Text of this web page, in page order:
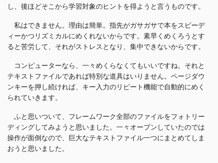
し、後ほどそこから学習対象のヒントを得ようと言うものです。
私はできません。理由は簡単。指先がガサガサで本をスピーデ
ィーかつリズミカルにめくれないからです。素早くめくろうとす
ると苦労して、それがストレスとなり、集中できないからです。
コンピューターなら、一々めくらなくてもいいですね。それと
テキストファイルであれば特別な道具はいりません。ページダウ
ンキーを押し続ければ、キー入力のリピート機能で自動的にめく
られていきます。
ふと思いついて、フレームワーク全部のファイルをフォトリー
ディングしてみようと思いました。一々オープンしていたのでは
操作が面倒なので、巨大なテキストファイル一つにまとめてしま
おうと思いました。